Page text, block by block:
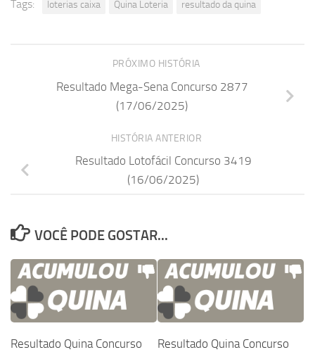
Tags: loterias caixa Quina Loteria resultado da quina
PRÓXIMO HISTÓRIA
Resultado Mega-Sena Concurso 2877
(17/06/2025)
HISTÓRIA ANTERIOR
Resultado Lotofácil Concurso 3419
(16/06/2025)
VOCÊ PODE GOSTAR...
Resultado Quina Concurso
Resultado Quina Concurso